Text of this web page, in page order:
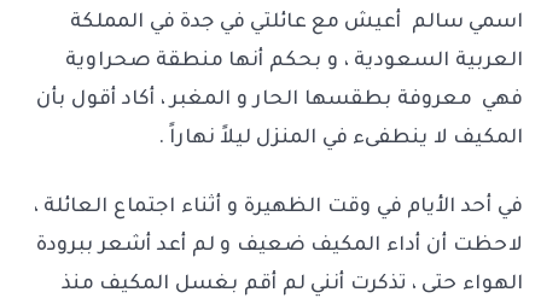
اسمي سالم أعيش مع عائلتي في جدة في المملكة
العربية السعودية ، و بحكم أنها منطقة صحراوية
فهي معروفة بطقسها الحار و المغبر ، أكاد أقول بأن
المكيف لا ينطفىء في المنزل ليلاً نهاراً .
في أحد الأيام في وقت الظهيرة و أثناء اجتماع العائلة ،
لاحظت أن أداء المكيف ضعيف و لم أعد أشعر ببرودة
الهواء حتى ، تذكرت أنني لم أقم بغسل المكيف منذ